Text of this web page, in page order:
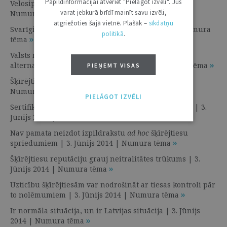
Velosipēds no jauna nav jāizgudro | 3. Jūnijs 2014 |
Numura tēma
Svarīgi ir aizsargāt investorus | 3. Jūnijs 2014 | Numura
tēma
Valsts nedrīkst pieļaut prettiesisku praksi strīdu
alternatīvajā risināšanā | 3. Jūnijs 2014 | Numura tēma
Šķīrējtiesu regulējuma novitātes | 3. Jūnijs 2014 |
Numura tēma
Sertifikācijas prasība nevajadzīgi formalizē procesu | 3.
Jūnijs 2014 | Numura tēma
Nav pamata neizdot izpildrakstu ad hoc šķīrējtiesu
spriedumiem | 3. Jūnijs 2014 | Numura tēma
Šķīrējtiesu reputāciju grauj neitralitātes trūkums | 3.
Jūnijs 2014 | Numura tēma
Uzticību šķīrējtiesām var nodrošināt ar tiesas kontroli pār
to nolēmumiem | 3. Jūnijs 2014 | Numura tēma
Ir normāla situācija, un ir Latvijas situācija | 3. Jūnijs
2014 | Numura tēma
varat jebkurā brīdī mainīt savu izvēli,
atgriežoties šajā vietnē. Plašāk – sīkdatņu
politikā.
PIEŅEMT VISAS
PIELĀGOT IZVĒLI